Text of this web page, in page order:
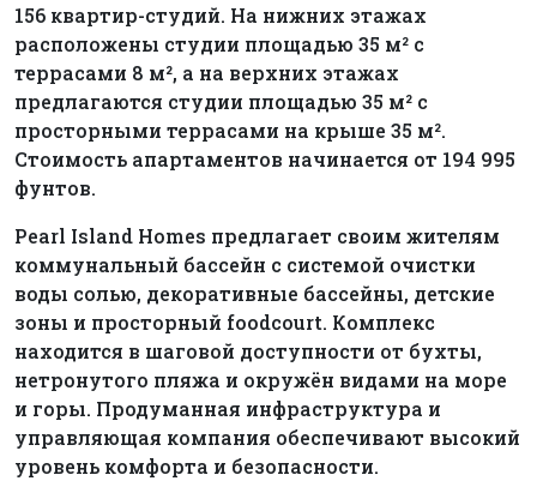
156 квартир-студий. На нижних этажах
расположены студии площадью 35 м² с
террасами 8 м², а на верхних этажах
предлагаются студии площадью 35 м² с
просторными террасами на крыше 35 м².
Стоимость апартаментов начинается от 194 995
фунтов.
Pearl Island Homes предлагает своим жителям
коммунальный бассейн с системой очистки
воды солью, декоративные бассейны, детские
зоны и просторный foodcourt. Комплекс
находится в шаговой доступности от бухты,
нетронутого пляжа и окружён видами на море
и горы. Продуманная инфраструктура и
управляющая компания обеспечивают высокий
уровень комфорта и безопасности.